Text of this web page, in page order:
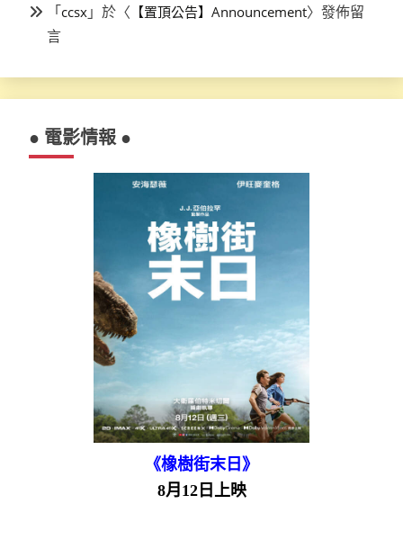
「ccsx 」於〈 【置頂公告】Announcement〉發佈留
言
● 電影情報 ●
《橡樹街末日》
8月12日上映